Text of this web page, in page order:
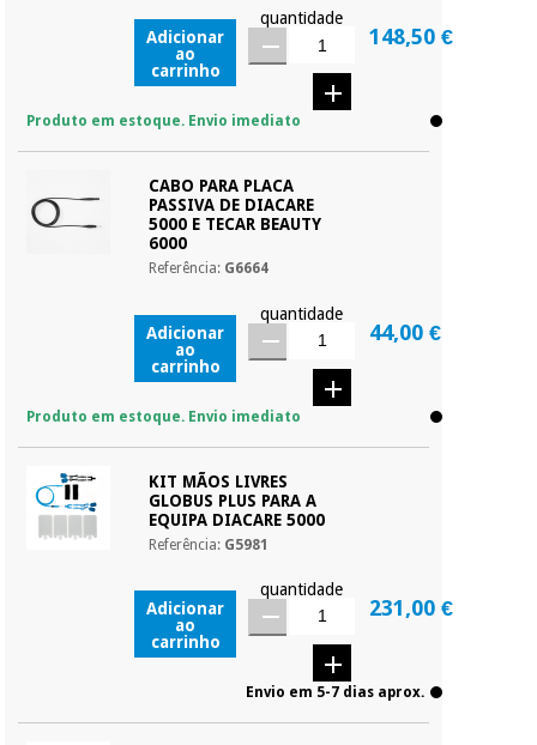
148,50 €
quantidade
Adicionar
ao
carrinho
Produto em estoque. Envio imediato
CABO PARA PLACA
PASSIVA DE DIACARE
5000 E TECAR BEAUTY
6000
Referência: G6664
44,00 €
quantidade
Adicionar
ao
carrinho
Produto em estoque. Envio imediato
KIT MÃOS LIVRES
GLOBUS PLUS PARA A
EQUIPA DIACARE 5000
Referência: G5981
231,00 €
quantidade
Adicionar
ao
carrinho
Envio em 5-7 dias aprox.